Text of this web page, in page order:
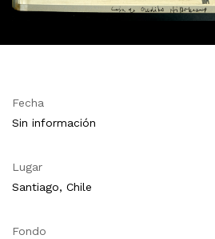
Fecha
Sin información
Lugar
Santiago, Chile
Fondo